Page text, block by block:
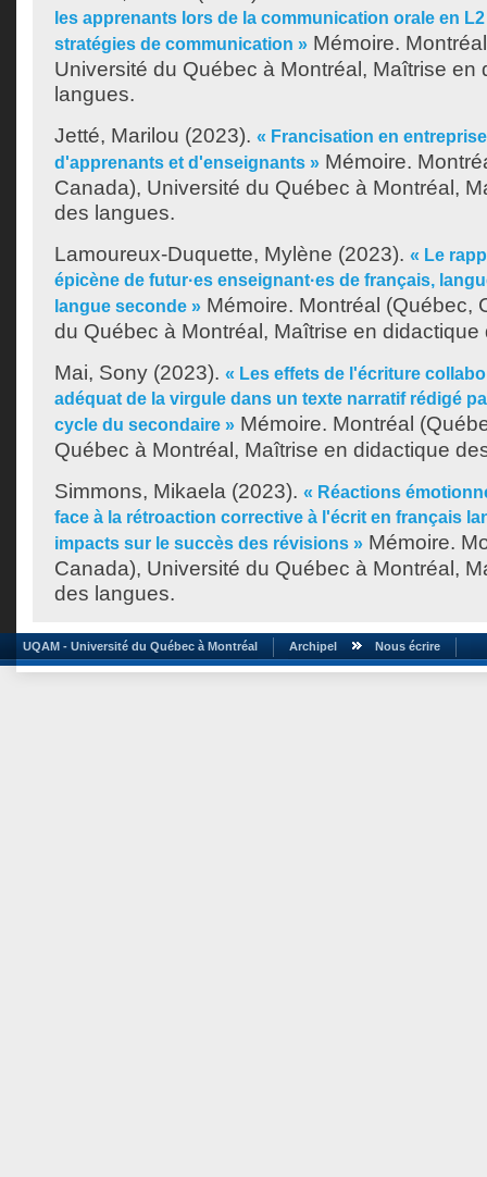
les apprenants lors de la communication orale en
stratégies de communication » Mémoire.
Université du Québec à Montréal, Maîtrise en
langues.
Jetté, Marilou (2023). « Francisation en
d'apprenants et d'enseignants » Mémoire.
Canada), Université du Québec à Montréal,
des langues.
Lamoureux-Duquette, Mylène (2023). « Le
épicène de futur·es enseignant·es de français,
langue seconde » Mémoire. Montréal (Québec,
du Québec à Montréal, Maîtrise en didactique
Mai, Sony (2023). « Les effets de l'écriture
adéquat de la virgule dans un texte narratif rédigé
cycle du secondaire » Mémoire. Montréal
Québec à Montréal, Maîtrise en didactique
Simmons, Mikaela (2023). « Réactions
face à la rétroaction corrective à l'écrit en français
impacts sur le succès des révisions » Mémoire.
Canada), Université du Québec à Montréal,
des langues.
UQAM - Université du Québec à Montréal Archipel Nous écrire